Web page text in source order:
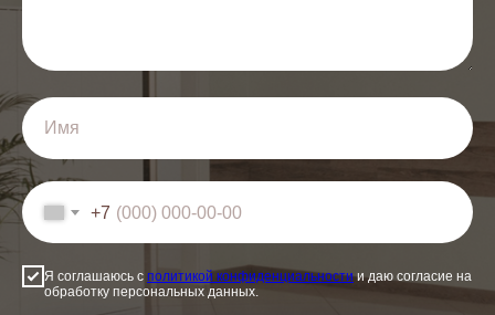
+7
Я соглашаюсь с политикой конфиденциальностии даю согласие на
обработку персональных данных.